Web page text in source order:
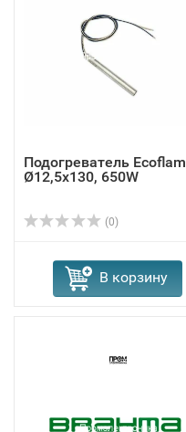
Подогреватель Ecoflam
Ø12,5x130, 650W
(0)
В корзину